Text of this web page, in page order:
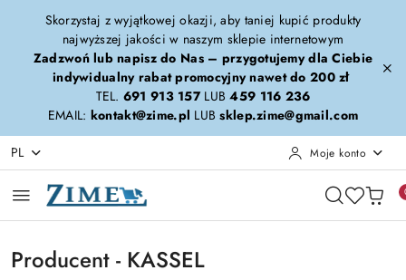
Przejdź do treści głównej
Przejdź do wyszukiwarki
Przejdź do moje konto
Przejdź do menu głównego
Przejdź do stopki
Skorzystaj z wyjątkowej okazji, aby taniej kupić produkty
najwyższej jakości w naszym sklepie internetowym
Zadzwoń lub napisz do Nas – przygotujemy dla Ciebie
indywidualny rabat promocyjny nawet do 200 zł
TEL. 691 913 157LUB459 116 236
EMAIL: kontakt@zime.pl LUBsklep.zime@gmail.com
PL Moje konto
Producent - KASSEL